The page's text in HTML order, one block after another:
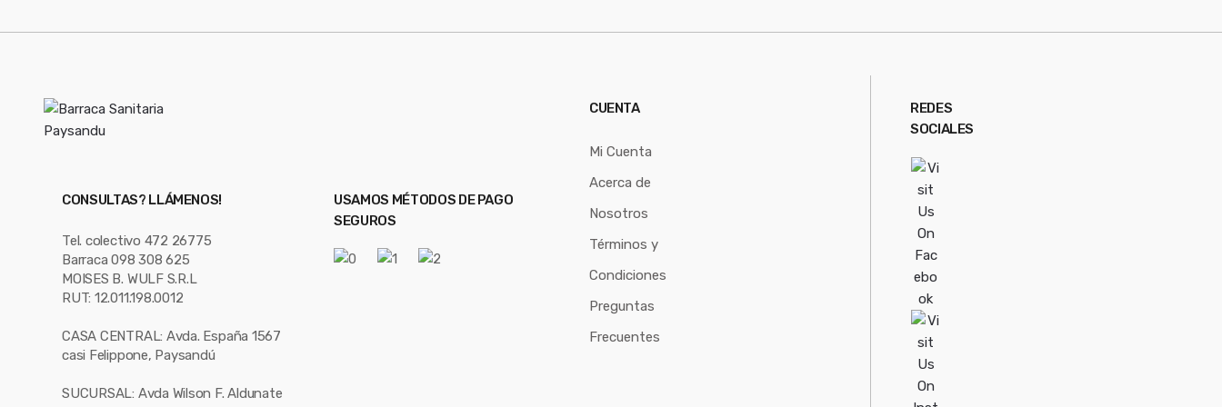
CONSULTAS? LLÁMENOS!
Tel. colectivo 472 26775
Barraca 098 308 625
MOISES B. WULF S.R.L
RUT: 12.011.198.0012
CASA CENTRAL: Avda. España 1567
casi Felippone, Paysandú
SUCURSAL: Avda Wilson F. Aldunate
USAMOS MÉTODOS DE PAGO
SEGUROS
CUENTA
Mi Cuenta
Acerca de
Nosotros
Términos y
Condiciones
Preguntas
Frecuentes
REDES
SOCIALES